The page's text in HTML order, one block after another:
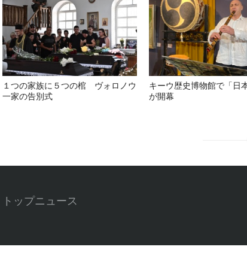
１つの家族に５つの棺 ヴォロノウ
一家の告別式
キーウ歴史博物館で「日
が開幕
トップニュース